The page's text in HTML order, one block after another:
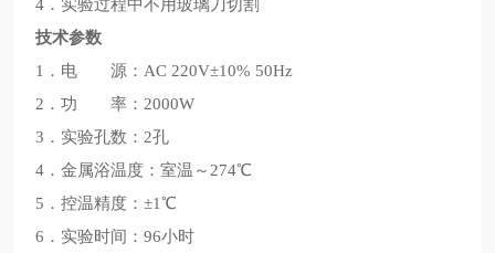
4．实验过程中不用玻璃刀切割
技术参数
1．电 源：AC 220V±10% 50Hz
2．功 率：2000W
3．实验孔数：2孔
4．金属浴温度：室温～274℃
5．控温精度：±1℃
6．实验时间：96小时